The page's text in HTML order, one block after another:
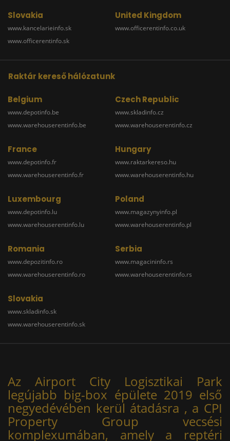
Slovakia
www.kancelarieinfo.sk
www.officerentinfo.sk
United Kingdom
www.officerentinfo.co.uk
Raktár kereső hálózatunk
Belgium
www.depotinfo.be
www.warehouserentinfo.be
Czech Republic
www.skladinfo.cz
www.warehouserentinfo.cz
France
www.depotinfo.fr
www.warehouserentinfo.fr
Hungary
www.raktarkereso.hu
www.warehouserentinfo.hu
Luxembourg
www.depotinfo.lu
www.warehouserentinfo.lu
Poland
www.magazynyinfo.pl
www.warehouserentinfo.pl
Romania
www.depozitinfo.ro
www.warehouserentinfo.ro
Serbia
www.magacininfo.rs
www.warehouserentinfo.rs
Slovakia
www.skladinfo.sk
www.warehouserentinfo.sk
Az Airport City Logisztikai Park
legújabb big-box épülete 2019 első
negyedévében kerül átadásra , a CPI
Property Group vecsési
komplexumában, amely a reptéri